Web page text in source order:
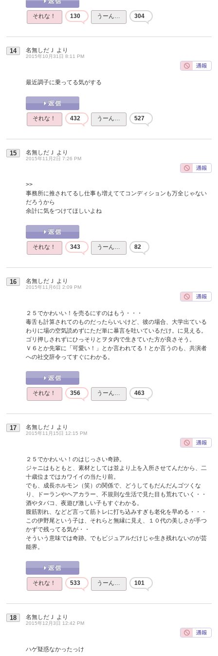
それな！ 130 うーん… 304
14 名無しだＪ より
2015年10月31日 8:11 PM
最近調子に乗ってる気がする
それな！ 432 うーん… 527
15 名無しだＪ より
2015年11月2日 7:26 PM
>>
事務所に推されてるし仕事も増えててコンディションも万全じゃない
だろうから
余計に気をつけてほしいよね
それな！ 343 うーん… 82
16 名無しだＪ より
2015年11月6日 2:09 PM
２５でかわいい！を売るにすのはもう・・・
毒舌も計算されてのものだったらいいけど、彼の場合、大学出ている
わりに場の空気読めずにただ単に暴言を吐いているだけ。に見える。
ゴリ押しされずにひっそりとヲタ内で生きていた方が良さそう。
Ｖ６とか先輩に「可愛い！」とか言われてる！とか言うのも、共演者
への社交辞令ってすぐにわかる。
それな！ 356 うーん… 463
17 名無しだＪ より
2015年11月15日 12:15 PM
２５でかわいい！のはじっさい奇跡。
ジャニはもともと、素材としては並より上を入所させてんだから、二
十歳位まではカワイイの当たり前。
でも、成長ホルモン（笑）の関係で、どうしてもだんだんゴツくな
り、ドーランやヘアカラー、不規則な生活で見た目も荒れていく・・
酒やタバコ、夜遊び激しい子もすぐわかる。
腹筋割れ、などど言って筋トレに打ち込みすぎも老化を早める・・・
この伊野尾という子は、それらと無縁に見え、１０代の美しさが手つ
かずで残ってる気が・・
そういう意味では奇跡。でもビジュアルだけじゃ生き残れないのが芸
能界。
それな！ 533 うーん… 101
18 名無しだＪ より
2015年12月3日 12:42 PM
ハゲ疑惑なかったっけ